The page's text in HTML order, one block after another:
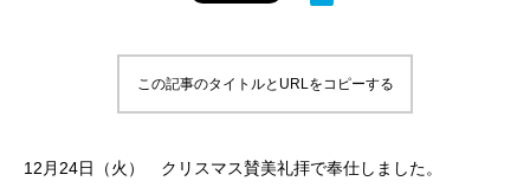
この記事のタイトルとURLをコピーする
12月24日（火） クリスマス賛美礼拝で奉仕しました。